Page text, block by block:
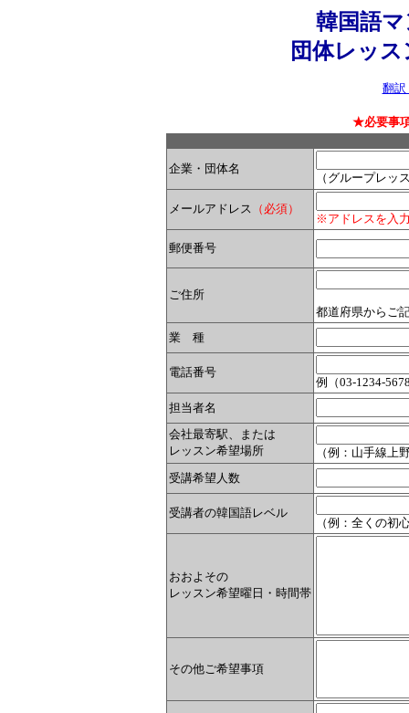
韓国語
団体レッ
翻訳
★必要事項を入力し「
企業・団体名
（グループレッ
メールアドレス （必須）
※アドレスを入
郵便番号
ご住所
都道府県からご
業 種
電話番号
例（03-1234-
担当者名
会社最寄駅、または
レッスン希望場所
（例：山手線
受講希望人数
受講者の韓国語レベル
（例：全くの
おおよその
レッスン希望曜日・時間帯
その他ご希望事項